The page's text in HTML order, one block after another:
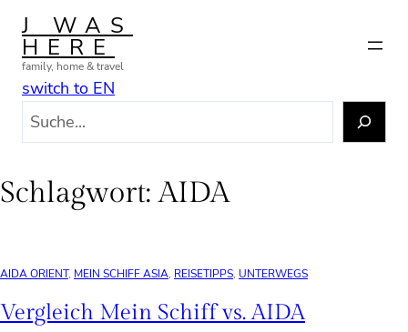
Zum
Inhalt
springen
J WAS
HERE
family, home & travel
switch to EN
h
e
Schlagwort:AIDA
AIDA ORIENT, MEIN SCHIFF ASIA, REISETIPPS, UNTERWEGS
Vergleich Mein Schiff vs. AIDA